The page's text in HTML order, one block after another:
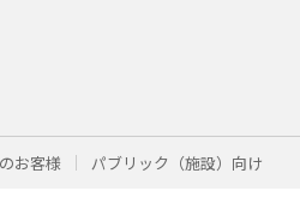
お客様 パブリック（施設）向け